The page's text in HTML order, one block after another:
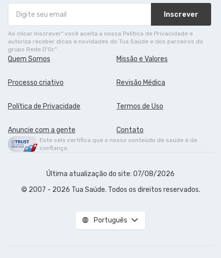
Inscrever
Ao clicar Inscrever" você aceita a nossa Política de Privacidade e
autoriza receber dicas e novidades do Tua Saúde e dos parceiros do
grupo Rede D'Or."
Quem Somos Missão e Valores
Processo criativo Revisão Médica
Política de Privacidade Termos de Uso
Anuncie com a gente Contato
Este selo certifica que o nosso conteúdo de saúde é de
confiança.
Última atualização do site: 07/08/2026
© 2007 - 2026 Tua Saúde. Todos os direitos reservados.
Português